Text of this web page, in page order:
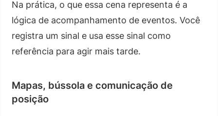
Na prática, o que essa cena representa é a
lógica de acompanhamento de eventos. Você
registra um sinal e usa esse sinal como
referência para agir mais tarde.
Mapas, bússola e comunicação de
posição